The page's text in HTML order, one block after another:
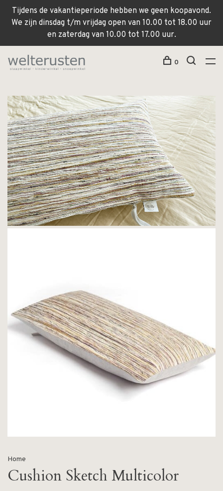
Tijdens de vakantieperiode hebben we geen koopavond.
We zijn dinsdag t/m vrijdag open van 10.00 tot 18.00 uur
en zaterdag van 10.00 tot 17.00 uur.
0
Home
Cushion Sketch Multicolor